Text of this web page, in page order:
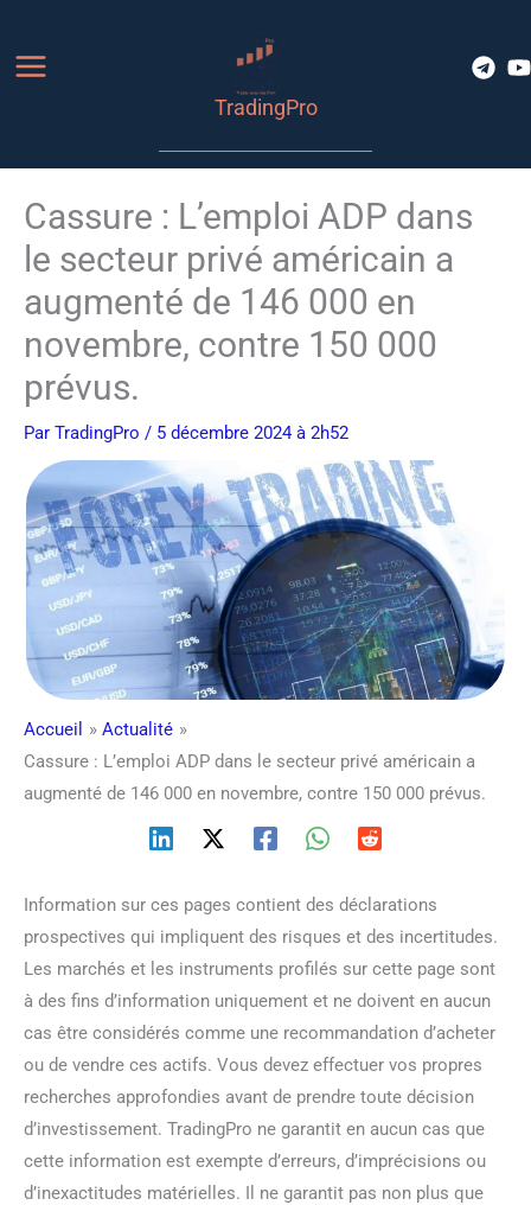
contenu
TradingPro
Cassure : L’emploi ADP dans
le secteur privé américain a
augmenté de 146 000 en
novembre, contre 150 000
prévus.
Par TradingPro / 5 décembre 2024 à 2h52
Accueil
Actualité
Cassure : L’emploi ADP dans le secteur privé américain a
augmenté de 146 000 en novembre, contre 150 000 prévus.
Information sur ces pages contient des déclarations
prospectives qui impliquent des risques et des incertitudes.
Les marchés et les instruments profilés sur cette page sont
à des fins d’information uniquement et ne doivent en aucun
cas être considérés comme une recommandation d’acheter
ou de vendre ces actifs. Vous devez effectuer vos propres
recherches approfondies avant de prendre toute décision
d’investissement. TradingPro ne garantit en aucun cas que
cette information est exempte d’erreurs, d’imprécisions ou
d’inexactitudes matérielles. Il ne garantit pas non plus que